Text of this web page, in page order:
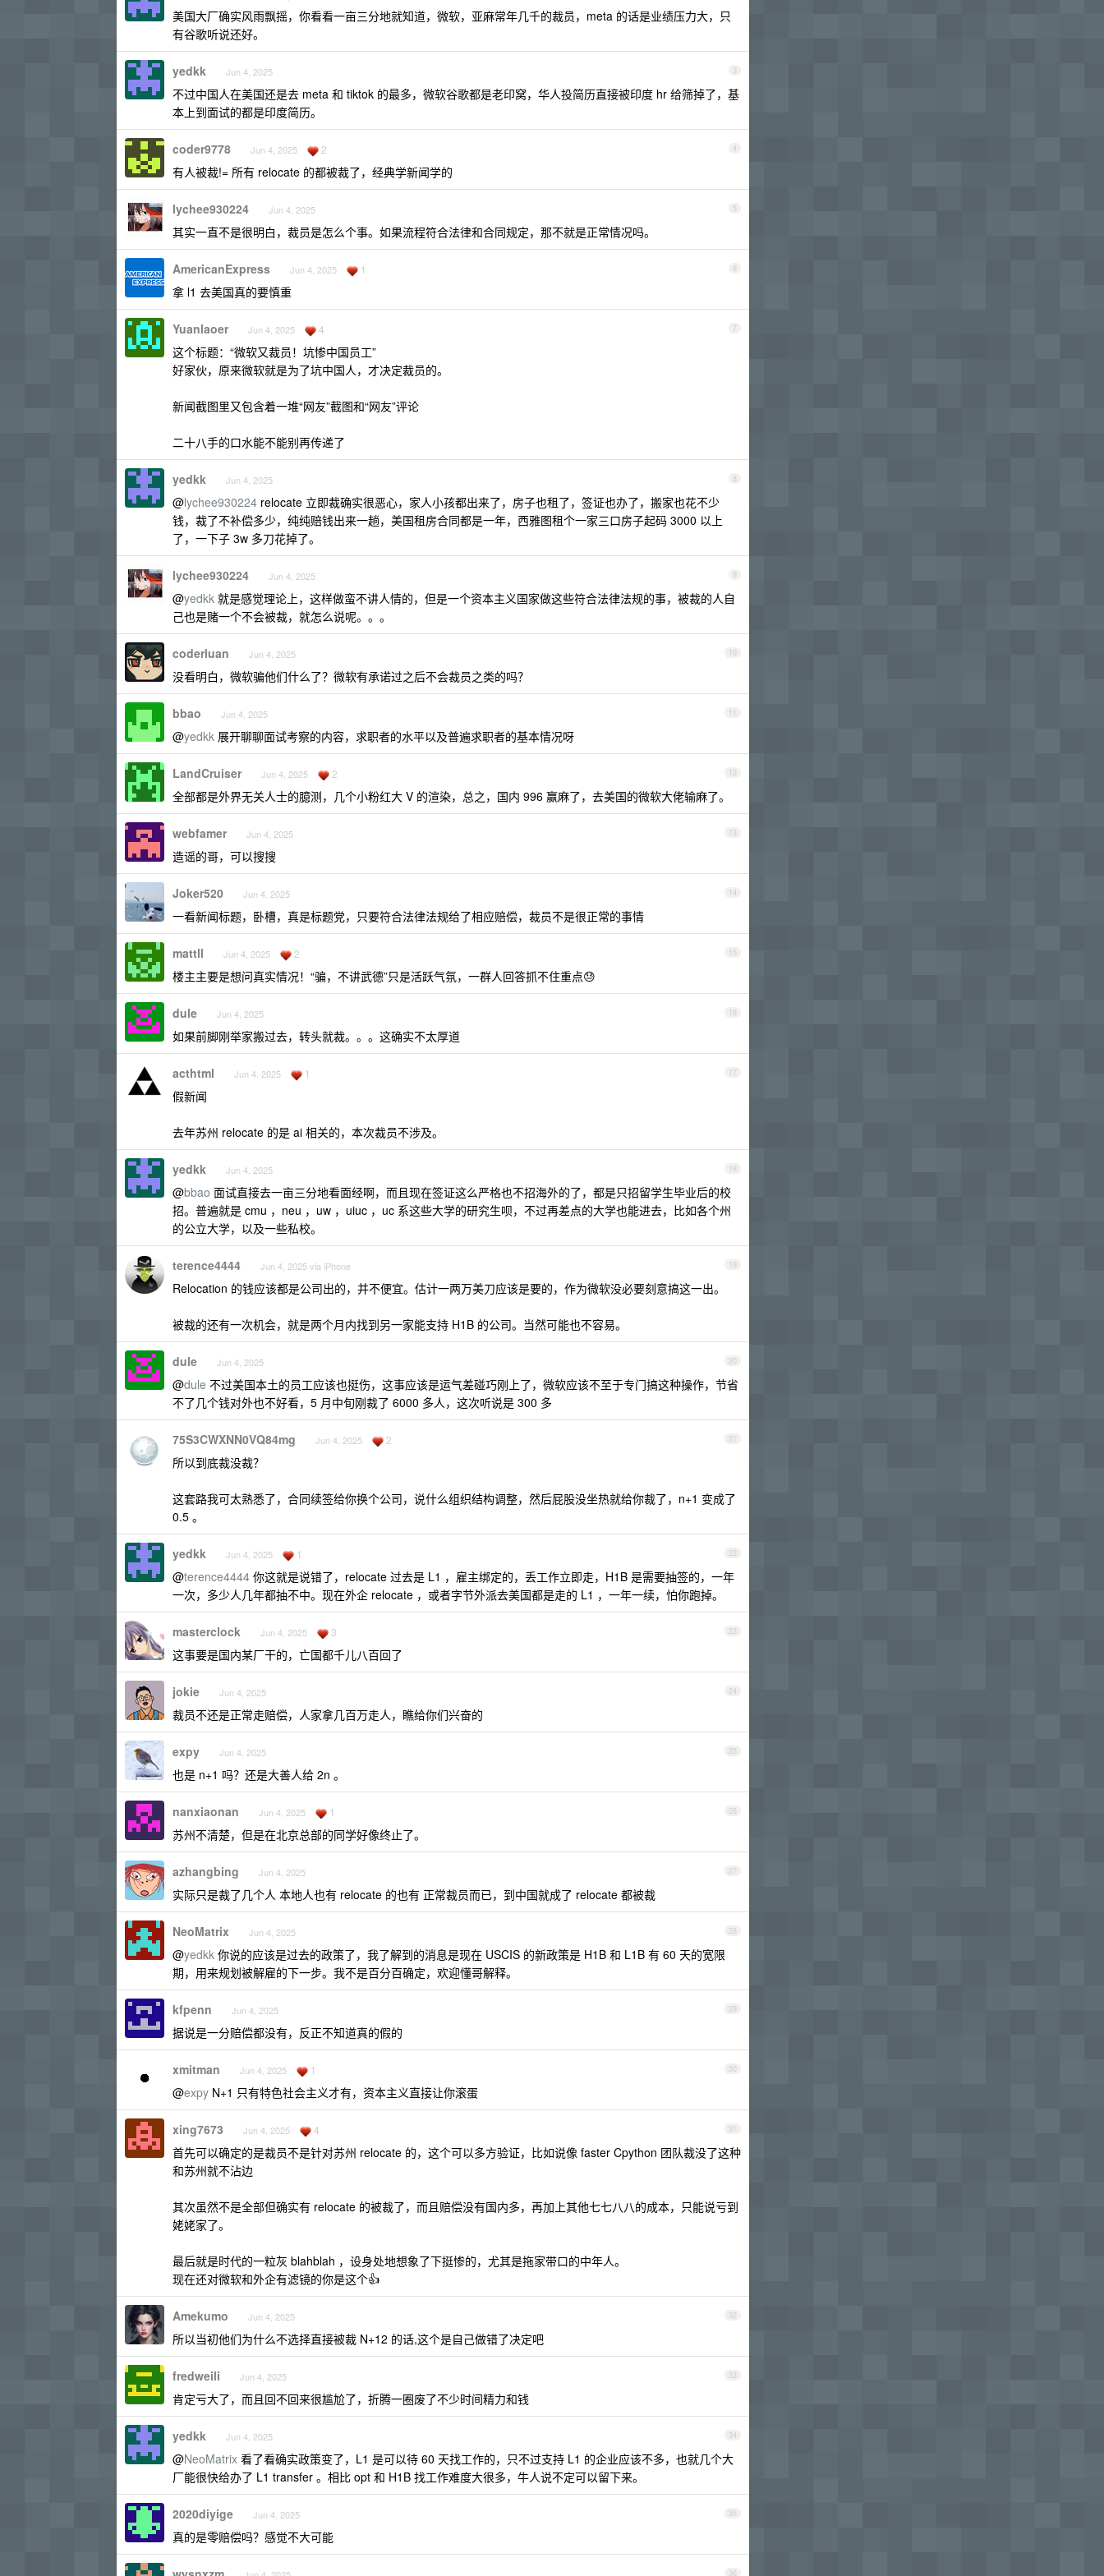
美国大厂确实风雨飘摇，你看看一亩三分地就知道，微软，亚麻常年几千的裁员，meta 的话是业绩压力大，只
有谷歌听说还好。
3
yedkk Jun 4, 2025
不过中国人在美国还是去 meta 和 tiktok 的最多，微软谷歌都是老印窝，华人投简历直接被印度 hr 给筛掉了，基
本上到面试的都是印度简历。
4
coder9778 Jun 4, 2025 2
有人被裁!= 所有 relocate 的都被裁了，经典学新闻学的
5
lychee930224 Jun 4, 2025
其实一直不是很明白，裁员是怎么个事。如果流程符合法律和合同规定，那不就是正常情况吗。
6
AmericanExpress Jun 4, 2025 1
拿 l1 去美国真的要慎重
7
Yuanlaoer Jun 4, 2025 4
这个标题：“微软又裁员！坑惨中国员工”
好家伙，原来微软就是为了坑中国人，才决定裁员的。
新闻截图里又包含着一堆“网友”截图和“网友”评论
二十八手的口水能不能别再传递了
8
yedkk Jun 4, 2025
@lychee930224 relocate 立即裁确实很恶心，家人小孩都出来了，房子也租了，签证也办了，搬家也花不少
钱，裁了不补偿多少，纯纯赔钱出来一趟，美国租房合同都是一年，西雅图租个一家三口房子起码 3000 以上
了，一下子 3w 多刀花掉了。
9
lychee930224 Jun 4, 2025
@yedkk 就是感觉理论上，这样做蛮不讲人情的，但是一个资本主义国家做这些符合法律法规的事，被裁的人自
己也是赌一个不会被裁，就怎么说呢。。。
10
coderluan Jun 4, 2025
没看明白，微软骗他们什么了？微软有承诺过之后不会裁员之类的吗？
11
bbao Jun 4, 2025
@yedkk 展开聊聊面试考察的内容，求职者的水平以及普遍求职者的基本情况呀
12
LandCruiser Jun 4, 2025 2
全部都是外界无关人士的臆测，几个小粉红大 V 的渲染，总之，国内 996 赢麻了，去美国的微软大佬输麻了。
13
webfamer Jun 4, 2025
造谣的哥，可以搜搜
14
Joker520 Jun 4, 2025
一看新闻标题，卧槽，真是标题党，只要符合法律法规给了相应赔偿，裁员不是很正常的事情
15
mattll Jun 4, 2025 2
楼主主要是想问真实情况！“骗，不讲武德”只是活跃气氛，一群人回答抓不住重点😓
16
dule Jun 4, 2025
如果前脚刚举家搬过去，转头就裁。。。这确实不太厚道
17
acthtml Jun 4, 2025 1
假新闻
去年苏州 relocate 的是 ai 相关的，本次裁员不涉及。
18
yedkk Jun 4, 2025
@bbao 面试直接去一亩三分地看面经啊，而且现在签证这么严格也不招海外的了，都是只招留学生毕业后的校
招。普遍就是 cmu ，neu ，uw ，uiuc ，uc 系这些大学的研究生呗，不过再差点的大学也能进去，比如各个州
的公立大学，以及一些私校。
19
terence4444 Jun 4, 2025 via iPhone
Relocation 的钱应该都是公司出的，并不便宜。估计一两万美刀应该是要的，作为微软没必要刻意搞这一出。
被裁的还有一次机会，就是两个月内找到另一家能支持 H1B 的公司。当然可能也不容易。
20
dule Jun 4, 2025
@dule 不过美国本土的员工应该也挺伤，这事应该是运气差碰巧刚上了，微软应该不至于专门搞这种操作，节省
不了几个钱对外也不好看，5 月中旬刚裁了 6000 多人，这次听说是 300 多
21
75S3CWXNN0VQ84mg Jun 4, 2025 2
所以到底裁没裁？
这套路我可太熟悉了，合同续签给你换个公司，说什么组织结构调整，然后屁股没坐热就给你裁了，n+1 变成了
0.5 。
22
yedkk Jun 4, 2025 1
@terence4444 你这就是说错了，relocate 过去是 L1 ，雇主绑定的，丢工作立即走，H1B 是需要抽签的，一年
一次，多少人几年都抽不中。现在外企 relocate ，或者字节外派去美国都是走的 L1 ，一年一续，怕你跑掉。
23
masterclock Jun 4, 2025 3
这事要是国内某厂干的，亡国都千儿八百回了
24
jokie Jun 4, 2025
裁员不还是正常走赔偿，人家拿几百万走人，瞧给你们兴奋的
25
expy Jun 4, 2025
也是 n+1 吗？还是大善人给 2n 。
26
nanxiaonan Jun 4, 2025 1
苏州不清楚，但是在北京总部的同学好像终止了。
27
azhangbing Jun 4, 2025
实际只是裁了几个人 本地人也有 relocate 的也有 正常裁员而已，到中国就成了 relocate 都被裁
28
NeoMatrix Jun 4, 2025
@yedkk 你说的应该是过去的政策了，我了解到的消息是现在 USCIS 的新政策是 H1B 和 L1B 有 60 天的宽限
期，用来规划被解雇的下一步。我不是百分百确定，欢迎懂哥解释。
29
kfpenn Jun 4, 2025
据说是一分赔偿都没有，反正不知道真的假的
30
xmitman Jun 4, 2025 1
@expy N+1 只有特色社会主义才有，资本主义直接让你滚蛋
31
xing7673 Jun 4, 2025 4
首先可以确定的是裁员不是针对苏州 relocate 的，这个可以多方验证，比如说像 faster Cpython 团队裁没了这种
和苏州就不沾边
其次虽然不是全部但确实有 relocate 的被裁了，而且赔偿没有国内多，再加上其他七七八八的成本，只能说亏到
姥姥家了。
最后就是时代的一粒灰 blahblah ，设身处地想象了下挺惨的，尤其是拖家带口的中年人。
现在还对微软和外企有滤镜的你是这个👍
32
Amekumo Jun 4, 2025
所以当初他们为什么不选择直接被裁 N+12 的话,这个是自己做错了决定吧
33
fredweili Jun 4, 2025
肯定亏大了，而且回不回来很尴尬了，折腾一圈废了不少时间精力和钱
34
yedkk Jun 4, 2025
@NeoMatrix 看了看确实政策变了，L1 是可以待 60 天找工作的，只不过支持 L1 的企业应该不多，也就几个大
厂能很快给办了 L1 transfer 。相比 opt 和 H1B 找工作难度大很多，牛人说不定可以留下来。
35
2020diyige Jun 4, 2025
真的是零赔偿吗？感觉不大可能
36